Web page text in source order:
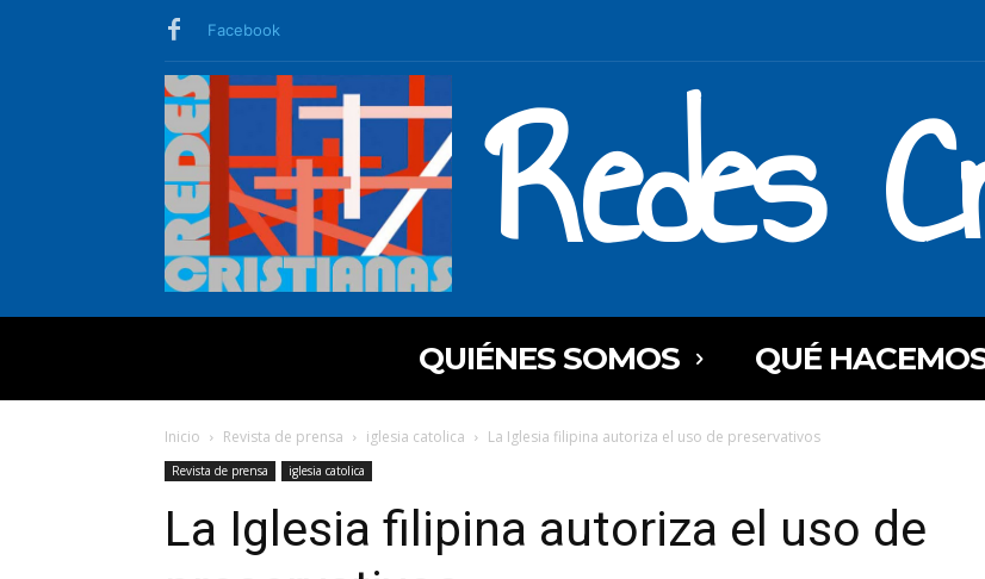
Facebook
Redes
QUIÉNES SOMOS QUÉ
Inicio Revista de prensa iglesia catolica La Iglesia filipina autoriza el uso de preservativos
Revista de prensa iglesia catolica
La Iglesia filipina autoriza el uso de